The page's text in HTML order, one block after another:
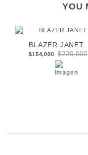
YOU
BLAZER JANET
$154,000 $220,000